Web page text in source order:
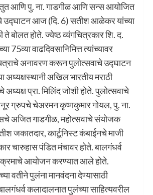
आणि पु. ना. गाडगीळ आणि सन्स आयोजित
उद्घाटन आज (दि. 6) सतीश आळेकर यांच्या
ते बोलत होते. ज्येष्ठ व्यंगचित्रकार शि. द.
75व्या वाढदिवसानिमित्त त्यांच्यावर
अनावरण करून पुलोत्सवाचे उद्घाटन
अध्यक्षस्थानी अखिल भारतीय मराठी
अध्यक्ष प्रा. मिलिंद जोशी होते. पुलोत्सवाचे
ग्रुपचे चेअरमन कृष्णकुमार गोयल, पु. ना.
अजित गाडगीळ, महोत्सवाचे संयोजक
जकातदार, कार्टूनिस्ट कंबाईनचे माजी
चारुहास पंडित मंचावर होते. बालगंधर्व
आयोजन करण्यात आले होते.
वतीने पुलंना मानवंदना देण्यासाठी
कलादालनात पुलंच्या साहित्यवरील